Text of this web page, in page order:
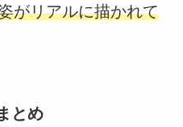
がリアルに描かれて
とめ